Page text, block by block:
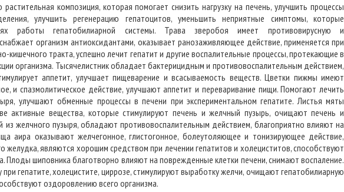
растительная композиция, которая помогает снизить нагрузку на печень, улучшить процессы
улучшить регенерацию гепатоцитов, уменьшить неприятные симптомы, которые
работы гепатобилиарной системы. Трава зверобоя имеет противовирусную и
организм антиоксидантами, оказывает ранозаживляющее действие, применяется при
кишечного тракта, успешно лечит гепатит и другие воспалительные процессы, протекающие в
организма. Тысячелистник обладает бактерицидным и противовоспалительным действием,
аппетит, улучшает пищеварение и всасываемость веществ. Цветки пижмы имеют
и спазмолитическое действие, улучшают аппетит и переваривание пищи. Помогают лечить
улучшают обменные процессы в печени при экспериментальном гепатите. Листья мяты
активные вещества, которые стимулируют печень и желчный пузырь, очищают печень и
желчного пузыря, обладают противовоспалительным действием, благоприятно влияют на
аира оказывают желчегонное, глистогонное, болеутоляющее и тонизирующее действие,
являются хорошим средством при лечении гепатитов и холециститов, способствуют
Плоды шиповника благотворно влияют на поврежденные клетки печени, снимают воспаление.
гепатите, холецистите, циррозе, стимулируют выработку желчи, очищают гепатобилиарную
оздоровлению всего организма.